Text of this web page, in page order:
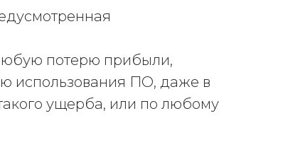
потерю прибыли,
использования ПО, даже в
ущерба, или по любому